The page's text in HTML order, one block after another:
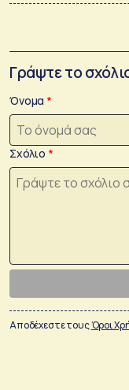
Γράψτε το
Όνομα
Σχόλιο
Αποδέχεστε τουςΌροι